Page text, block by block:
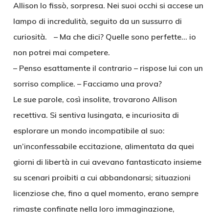
Allison lo fissò, sorpresa. Nei suoi occhi si accese un
lampo di incredulità, seguito da un sussurro di
curiosità. – Ma che dici? Quelle sono perfette… io
non potrei mai competere.
– Penso esattamente il contrario – rispose lui con un
sorriso complice. – Facciamo una prova?
Le sue parole, così insolite, trovarono Allison
recettiva. Si sentiva lusingata, e incuriosita di
esplorare un mondo incompatibile al suo:
un’inconfessabile eccitazione, alimentata da quei
giorni di libertà in cui avevano fantasticato insieme
su scenari proibiti a cui abbandonarsi; situazioni
licenziose che, fino a quel momento, erano sempre
rimaste confinate nella loro immaginazione,